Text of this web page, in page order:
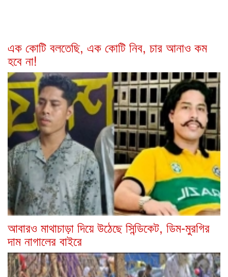
এক কোটি বলতেছি, এক কোটি নিব, চার আনাও কম
হবে না!
আবারও মাথাচাড়া দিয়ে উঠেছে সিন্ডিকেট, ডিম-মুরগির
দাম নাগালের বাইরে